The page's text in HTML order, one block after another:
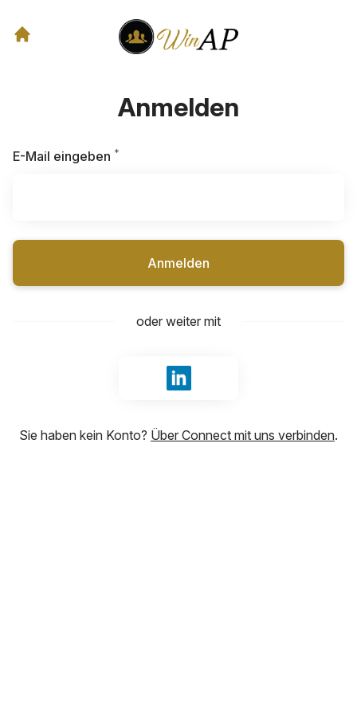
Anmelden
E-Mail eingeben *
Anmelden
oder weiter mit
Mit LinkedIn anmelden
Sie haben kein Konto? Über Connect mit uns verbinden.